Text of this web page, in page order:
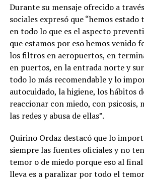
Durante su mensaje ofrecido a
sociales expresó que “hemos
en todo lo que es el aspecto
que estamos por eso hemos venido
los filtros en aeropuertos, en
en puertos, en la entrada norte y
todo lo más recomendable y lo
autocuidado, la higiene, los hábitos
reaccionar con miedo, con psicosis,
las redes y abusa de ellas”.
Quirino Ordaz destacó que lo
siempre las fuentes oficiales y no
temor o de miedo porque eso al
lleva es a paralizar por todo el